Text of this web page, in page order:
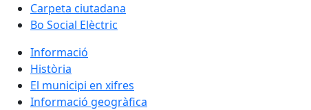
Carpeta ciutadana
Bo Social Elèctric
Informació
Història
El municipi en xifres
Informació geogràfica